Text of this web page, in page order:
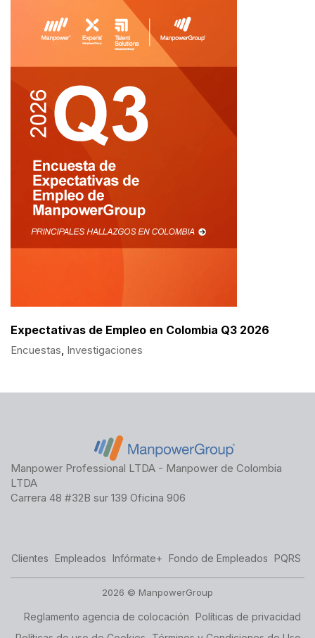
Expectativas de Empleo en Colombia Q3 2026
Encuestas, Investigaciones
Manpower Professional LTDA - Manpower de Colombia
LTDA
Carrera 48 #32B sur 139 Oficina 906
Clientes Empleados Infórmate+ Fondo de Empleados PQRS
2026 © ManpowerGroup
Reglamento agencia de colocación Políticas de privacidad